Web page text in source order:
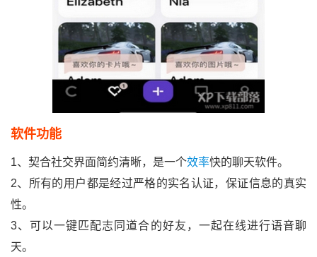
软件功能
1、契合社交界面简约清晰，是一个效率快的聊天软件。
2、所有的用户都是经过严格的实名认证，保证信息的真实
性。
3、可以一键匹配志同道合的好友，一起在线进行语音聊
天。